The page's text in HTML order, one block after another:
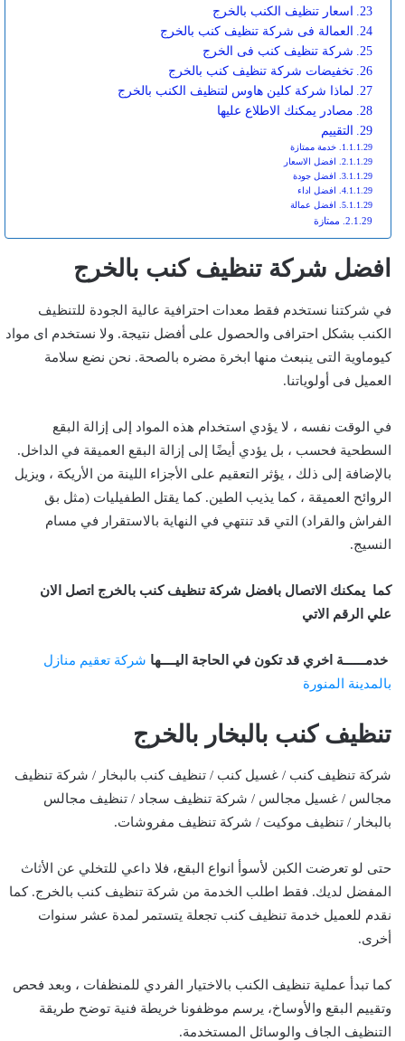
اسعار تنظيف الكنب بالخرج
العمالة فى شركة تنظيف كنب بالخرج
شركة تنظيف كنب فى الخرج
تخفيضات شركة تنظيف كنب بالخرج
لماذا شركة كلين هاوس لتنظيف الكنب بالخرج
مصادر يمكنك الاطلاع عليها
التقييم
خدمة ممتازة
افضل الاسعار
افضل جودة
افضل اداء
افضل عمالة
ممتازة
افضل شركة تنظيف كنب بالخرج
في شركتنا نستخدم فقط معدات احترافية عالية الجودة للتنظيف
الكنب بشكل احترافى والحصول على أفضل نتيجة. ولا نستخدم اى مواد
كيوماوية التى ينبعث منها ابخرة مضره بالصحة. نحن نضع سلامة
العميل فى أولوياتنا.
في الوقت نفسه ، لا يؤدي استخدام هذه المواد إلى إزالة البقع
السطحية فحسب ، بل يؤدي أيضًا إلى إزالة البقع العميقة في الداخل.
بالإضافة إلى ذلك ، يؤثر التعقيم على الأجزاء اللينة من الأريكة ، ويزيل
الروائح العميقة ، كما يذيب الطين. كما يقتل الطفيليات (مثل بق
الفراش والقراد) التي قد تنتهي في النهاية بالاستقرار في مسام
النسيج.
كما يمكنك الاتصال بافضل شركة تنظيف كنب بالخرج اتصل الان
علي الرقم الاتي
خدمــــــة اخري قد تكون في الحاجة اليــــها شركة تعقيم منازل
بالمدينة المنورة
تنظيف كنب بالبخار بالخرج
شركة تنظيف كنب / غسيل كنب / تنظيف كنب بالبخار / شركة تنظيف
مجالس / غسيل مجالس / شركة تنظيف سجاد / تنظيف مجالس
بالبخار / تنظيف موكيت / شركة تنظيف مفروشات.
حتى لو تعرضت الكبن لأسوأ انواع البقع، فلا داعي للتخلي عن الأثاث
المفضل لديك. فقط اطلب الخدمة من شركة تنظيف كنب بالخرج. كما
نقدم للعميل خدمة تنظيف كنب تجعلة يتستمر لمدة عشر سنوات
أخرى.
كما تبدأ عملية تنظيف الكنب بالاختيار الفردي للمنظفات ، وبعد فحص
وتقييم البقع والأوساخ، يرسم موظفونا خريطة فنية توضح طريقة
التنظيف الجاف والوسائل المستخدمة.